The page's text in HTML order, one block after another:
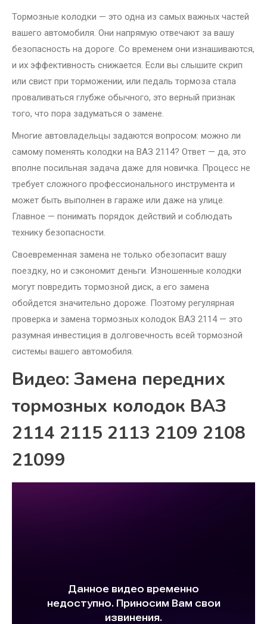
Тормозные колодки — это одна из самых важных частей
вашего автомобиля. Они напрямую отвечают за вашу
безопасность на дороге. Со временем они изнашиваются,
и их эффективность снижается. Если вы слышите скрип
или свист при торможении, или педаль тормоза стала
проваливаться глубже обычного, это верный признак
того, что пора задуматься о замене.
Многие автовладельцы задаются вопросом: можно ли
самому поменять колодки на ВАЗ 2114? Ответ — да, это
вполне посильная задача даже для новичка. Процесс не
требует сложного профессионального инструмента и
может быть выполнен в гараже или даже на улице.
Главное — понимать порядок действий и соблюдать
технику безопасности.
Своевременная замена не только обезопасит вашу
поездку, но и сэкономит деньги. Изношенные колодки
могут повредить тормозной диск, а его замена
обойдется значительно дороже. Поэтому регулярная
проверка и замена тормозных колодок ВАЗ 2114 — это
разумная инвестиция в долговечность всей тормозной
системы вашего автомобиля.
Видео: Замена передних
тормозных колодок ВАЗ
2114 2115 2113 2109 2108
21099